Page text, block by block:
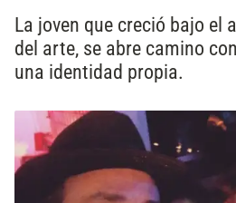
La joven que creció bajo el
del arte, se abre camino
una identidad propia.